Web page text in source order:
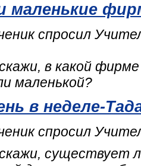
маленькие
спросил
в какой
маленькой?
в неделе-
спросил
существует